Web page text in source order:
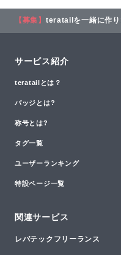
【募集】 teratailを一緒に作り
サービス紹介
teratailとは？
バッジとは?
称号とは?
タグ一覧
ユーザーランキング
特設ページ一覧
関連サービス
レバテックフリーランス